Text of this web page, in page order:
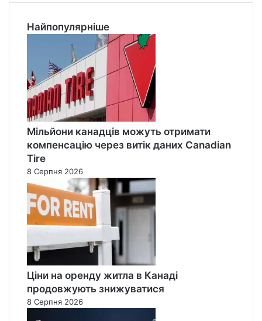
Найпопулярніше
Мільйони канадців можуть отримати
компенсацію через витік даних Canadian
Tire
8 Серпня 2026
Ціни на оренду житла в Канаді
продовжують знижуватися
8 Серпня 2026